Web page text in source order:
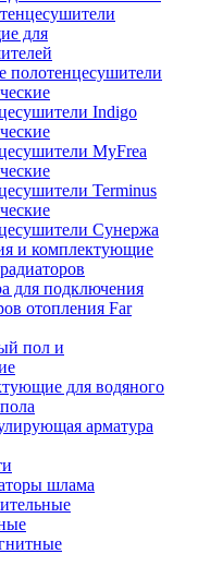
для
полотенцесушители
Indigo
MyFrea
Terminus
Сунержа
и комплектующие
для подключения
отопления Far
пол и
для водяного
арматура
шлама